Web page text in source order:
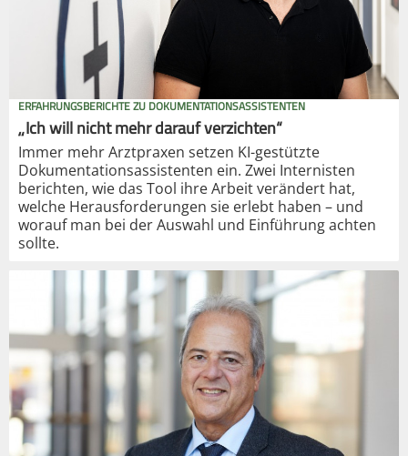
ERFAHRUNGSBERICHTE ZU DOKUMENTATIONSASSISTENTEN
„Ich will nicht mehr darauf verzichten“
Immer mehr Arztpraxen setzen KI-gestützte
Dokumentationsassistenten ein. Zwei Internisten
berichten, wie das Tool ihre Arbeit verändert hat,
welche Herausforderungen sie erlebt haben – und
worauf man bei der Auswahl und Einführung achten
sollte.